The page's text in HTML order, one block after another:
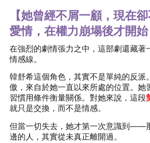
【她曾經不屑一顧，現在卻
愛情，在權力崩塌後才開始
在強烈的劇情張力之中，這部劇還藏著
情感線。
韓舒希這個角色，其實不是單純的反派
傲，來自於她一直以來所處的位置。她
習慣用條件衡量關係。對她來說，這段
就只是交換，而不是情感。
但當一切失去，她才第一次意識到——
邊的人，其實從未真正離開過。